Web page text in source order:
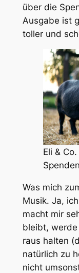
über die
Ausgabe ist
toller und
Eli &
Was mich
Musik. Ja,
macht mir
bleibt,
raus halten
natürlich zu
nicht